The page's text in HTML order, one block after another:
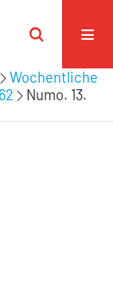
Wochentliche
Numo. 13.